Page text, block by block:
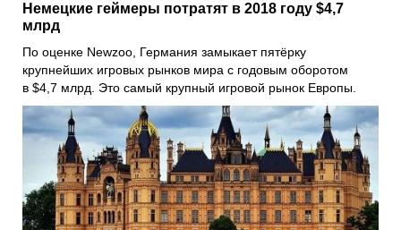
Немецкие геймеры потратят в 2018 году $4,7
млрд
По оценке Newzoo, Германия замыкает пятёрку
крупнейших игровых рынков мира с годовым оборотом
в $4,7 млрд. Это самый крупный игровой рынок Европы.